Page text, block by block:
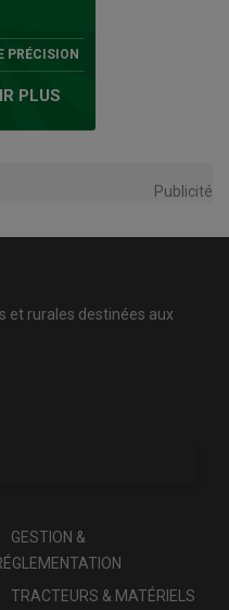
PRÉCISION
PLUS
Publicité
et rurales destinées aux
GESTION &
TRACTEURS & MATÉRIELS